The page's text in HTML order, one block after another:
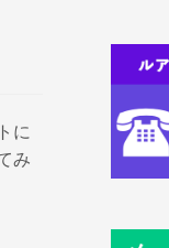
に
み